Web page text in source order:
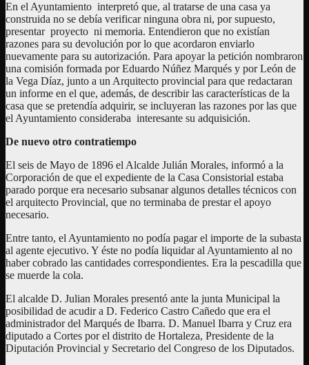
En el Ayuntamiento interpretó que, al tratarse de una casa ya
construida no se debía verificar ninguna obra ni, por supuesto,
presentar proyecto ni memoria. Entendieron que no existían
razones para su devolución por lo que acordaron enviarlo
nuevamente para su autorización. Para apoyar la petición nombraron
una comisión formada por Eduardo Núñez Marqués y por León de
la Vega Díaz, junto a un Arquitecto provincial para que redactaran
un informe en el que, además, de describir las características de la
casa que se pretendía adquirir, se incluyeran las razones por las que
el Ayuntamiento consideraba interesante su adquisición.
De nuevo otro contratiempo
El seis de Mayo de 1896 el Alcalde Julián Morales, informó a la
Corporación de que el expediente de la Casa Consistorial estaba
parado porque era necesario subsanar algunos detalles técnicos con
el arquitecto Provincial, que no terminaba de prestar el apoyo
necesario.
Entre tanto, el Ayuntamiento no podía pagar el importe de la subasta
al agente ejecutivo. Y éste no podía liquidar al Ayuntamiento al no
haber cobrado las cantidades correspondientes. Era la pescadilla que
se muerde la cola.
El alcalde D. Julian Morales presentó ante la junta Municipal la
posibilidad de acudir a D. Federico Castro Cañedo que era el
administrador del Marqués de Ibarra. D. Manuel Ibarra y Cruz era
diputado a Cortes por el distrito de Hortaleza, Presidente de la
Diputación Provincial y Secretario del Congreso de los Diputados.